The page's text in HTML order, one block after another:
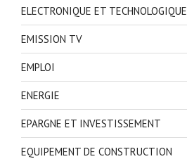
ELECTRONIQUE ET TECHNOLOGIQUE
EMISSION TV
EMPLOI
ENERGIE
EPARGNE ET INVESTISSEMENT
EQUIPEMENT DE CONSTRUCTION